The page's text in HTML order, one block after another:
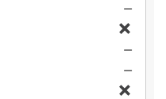
—
—
—